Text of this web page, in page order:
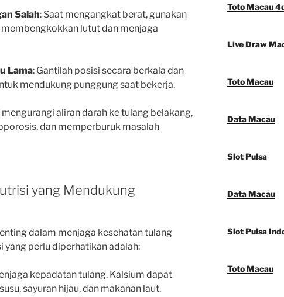
Salah: Saat mengangkat berat, gunakan
lutut dan menjaga
Lama: Gantilah posisi secara berkala dan
mendukung punggung saat bekerja.
aliran darah ke tulang belakang,
dan memperburuk masalah
yang Mendukung
dalam menjaga kesehatan tulang
yang perlu diperhatikan adalah:
kepadatan tulang. Kalsium dapat
sayuran hijau, dan makanan laut.
Toto Macau
Live Draw
Toto Macau
Data Macau
Slot Pulsa
Data Macau
Slot Pulsa
Toto Macau